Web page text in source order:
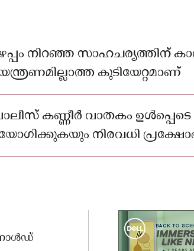
നിറഞ്ഞ സാഹചര്യത്തിന്
കുടിയേറ്റമാണ്
കണ്ണീർ വാതകം ഉൾപ്പെടെ
നിരവധി
ചെയ്തിരുന്നു